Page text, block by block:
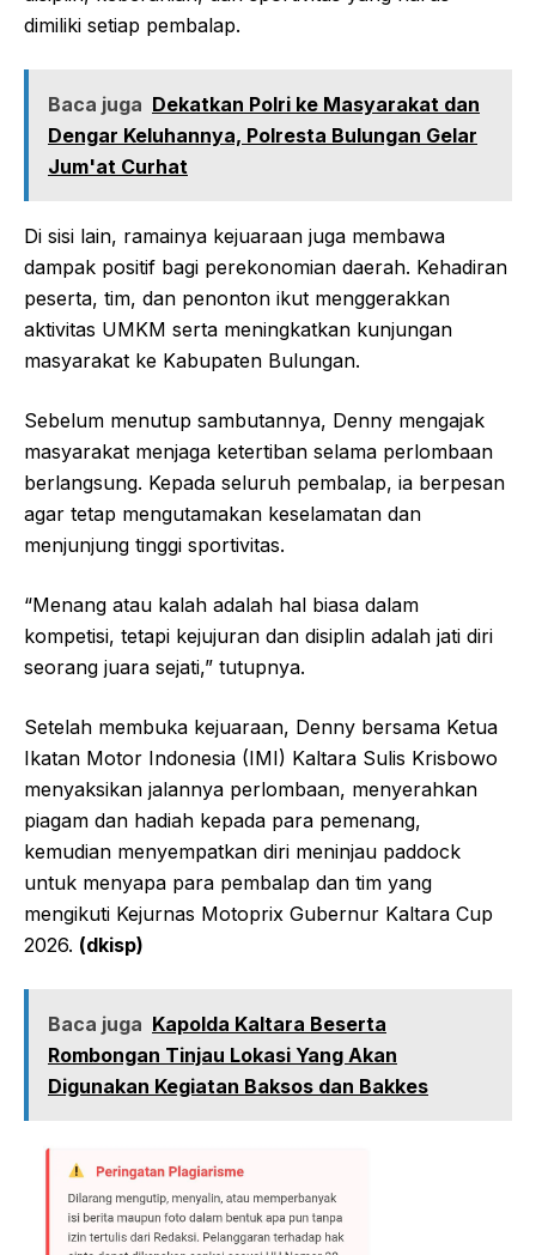
dimiliki setiap pembalap.
Baca juga Dekatkan Polri ke Masyarakat dan
Dengar Keluhannya, Polresta Bulungan Gelar
Jum'at Curhat
Di sisi lain, ramainya kejuaraan juga membawa
dampak positif bagi perekonomian daerah. Kehadiran
peserta, tim, dan penonton ikut menggerakkan
aktivitas UMKM serta meningkatkan kunjungan
masyarakat ke Kabupaten Bulungan.
Sebelum menutup sambutannya, Denny mengajak
masyarakat menjaga ketertiban selama perlombaan
berlangsung. Kepada seluruh pembalap, ia berpesan
agar tetap mengutamakan keselamatan dan
menjunjung tinggi sportivitas.
“Menang atau kalah adalah hal biasa dalam
kompetisi, tetapi kejujuran dan disiplin adalah jati diri
seorang juara sejati,” tutupnya.
Setelah membuka kejuaraan, Denny bersama Ketua
Ikatan Motor Indonesia (IMI) Kaltara Sulis Krisbowo
menyaksikan jalannya perlombaan, menyerahkan
piagam dan hadiah kepada para pemenang,
kemudian menyempatkan diri meninjau paddock
untuk menyapa para pembalap dan tim yang
mengikuti Kejurnas Motoprix Gubernur Kaltara Cup
2026. (dkisp)
Baca juga Kapolda Kaltara Beserta
Rombongan Tinjau Lokasi Yang Akan
Digunakan Kegiatan Baksos dan Bakkes